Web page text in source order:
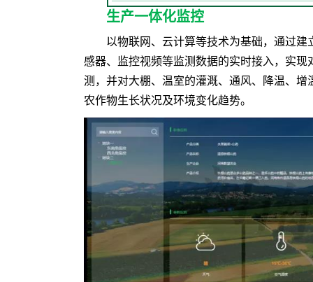
生产一体化监控
以物联网、云计算等技术为基础，通过
感器、监控视频等监测数据的实时接入，实
测，并对大棚、温室的灌溉、通风、降温、
农作物生长状况及环境变化趋势。